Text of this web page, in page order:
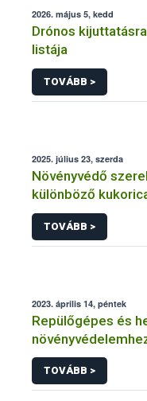
2026. május 5, kedd
Drónos
listája
TOVÁBB >
2025. július 23, szerda
Növényvédő
különböző
TOVÁBB >
2023. április 14, péntek
Repülőgépes és
rendelkező
TOVÁBB >